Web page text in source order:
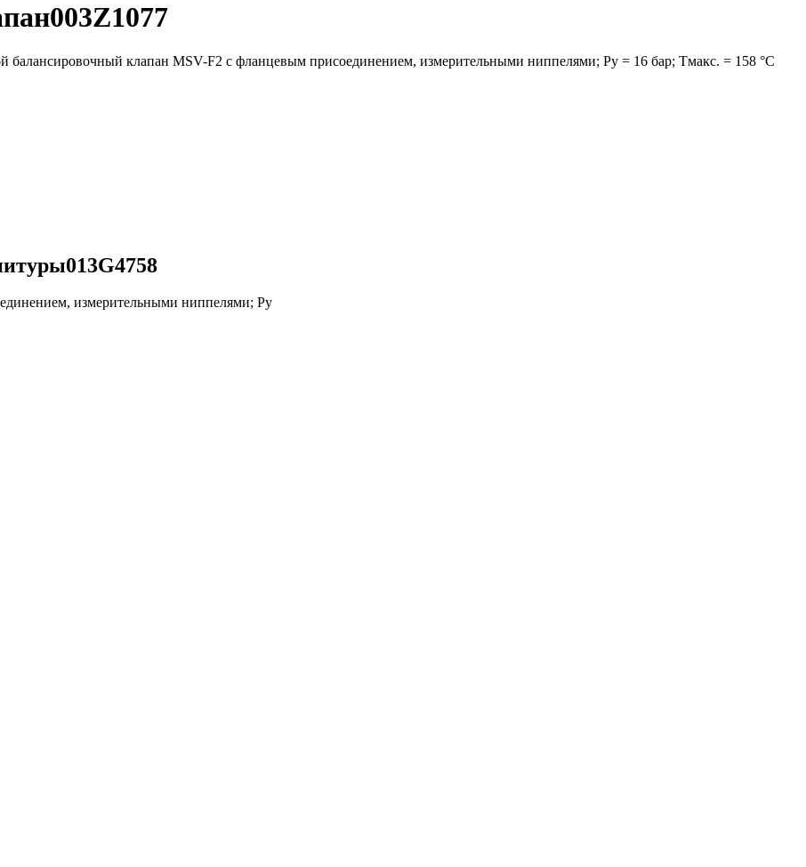
балансировочный клапан MSV-F2 с фланцевым присоединением, измерительными ниппелями; Ру = 16 бар; Тмакс. = 158 °С
измерительными ниппелями; Ру